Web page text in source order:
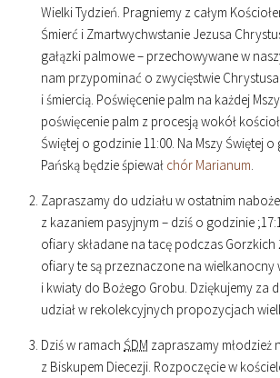
Wielki Tydzień. Pragniemy z całym
Śmierć i Zmartwychwstanie Jezusa
gałązki palmowe – przechowywane w
nam przypominać o zwycięstwie
i śmiercią. Poświęcenie palm na każdej
poświęcenie palm z procesją wokół
Świętej o godzinie11:00. Na Mszy Świętej
Pańską będzie śpiewał chór Marianum.
Zapraszamy do udziału w ostatnim
z kazaniem pasyjnym – dziś o godzinie ;17:
ofiary składane na tacę podczas Gorzkich
ofiary te są przeznaczone na wielkanocny
i kwiaty do Bożego Grobu. Dziękujemy za
udział w rekolekcyjnych propozycjach
Dziś w ramach ŚDM zapraszamy młodzież
z Biskupem Diecezji. Rozpoczęcie w